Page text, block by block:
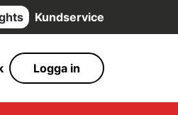
Kundservice
Logga in